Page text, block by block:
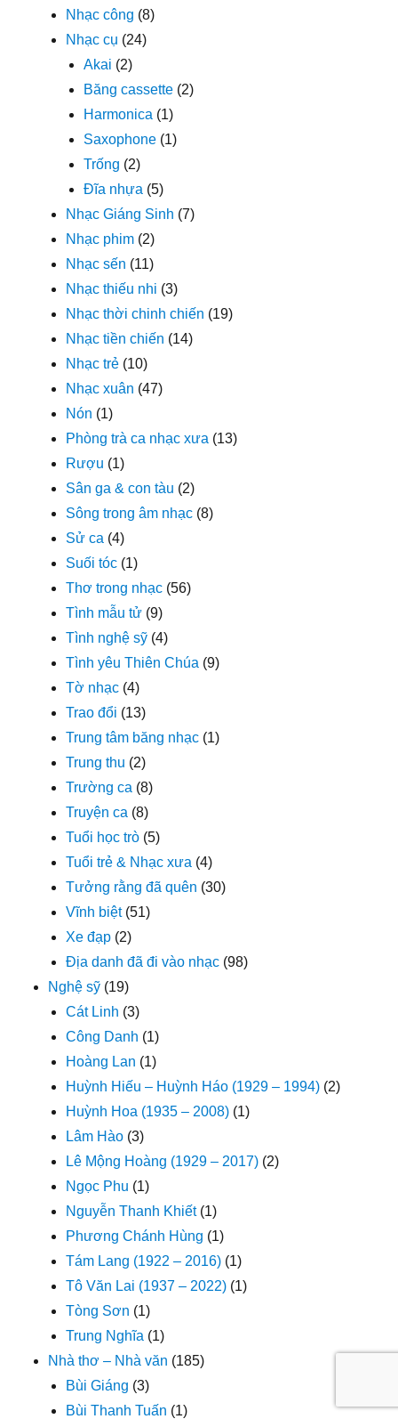
Nhạc công (8)
Nhạc cụ (24)
Akai (2)
Băng cassette (2)
Harmonica (1)
Saxophone (1)
Trống (2)
Đĩa nhựa (5)
Nhạc Giáng Sinh (7)
Nhạc phim (2)
Nhạc sến (11)
Nhạc thiếu nhi (3)
Nhạc thời chinh chiến (19)
Nhạc tiền chiến (14)
Nhạc trẻ (10)
Nhạc xuân (47)
Nón (1)
Phòng trà ca nhạc xưa (13)
Rượu (1)
Sân ga & con tàu (2)
Sông trong âm nhạc (8)
Sử ca (4)
Suối tóc (1)
Thơ trong nhạc (56)
Tình mẫu tử (9)
Tình nghệ sỹ (4)
Tình yêu Thiên Chúa (9)
Tờ nhạc (4)
Trao đổi (13)
Trung tâm băng nhạc (1)
Trung thu (2)
Trường ca (8)
Truyện ca (8)
Tuổi học trò (5)
Tuổi trẻ & Nhạc xưa (4)
Tưởng rằng đã quên (30)
Vĩnh biệt(51)
Xe đạp (2)
Địa danh đã đi vào nhạc (98)
Nghệ sỹ (19)
Cát Linh (3)
Công Danh (1)
Hoàng Lan (1)
Huỳnh Hiếu – Huỳnh Háo (1929 – 1994) (2)
Huỳnh Hoa (1935 – 2008) (1)
Lâm Hào (3)
Lê Mộng Hoàng (1929 – 2017) (2)
Ngọc Phu (1)
Nguyễn Thanh Khiết(1)
Phương Chánh Hùng (1)
Tám Lang (1922 – 2016) (1)
Tô Văn Lai (1937 – 2022) (1)
Tòng Sơn (1)
Trung Nghĩa (1)
Nhà thơ – Nhà văn (185)
Bùi Giáng (3)
Bùi Thanh Tuấn (1)